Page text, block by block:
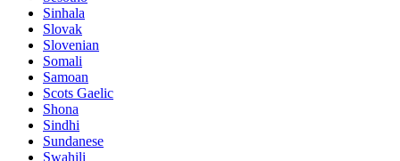
Sinhala
Slovak
Slovenian
Somali
Samoan
Scots Gaelic
Shona
Sindhi
Sundanese
Swahili